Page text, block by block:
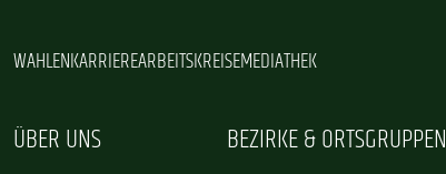
WAHLENKARRIEREARBEITSKREISEMEDIATHEK
ÜBER UNS BEZIRKE & ORTSGRUPPEN